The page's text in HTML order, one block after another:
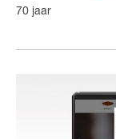
70 jaar